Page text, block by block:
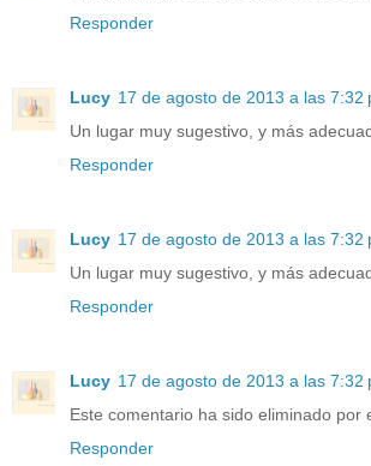
Responder
Lucy 17 de agosto de 2013 a las 7:32
Un lugar muy sugestivo, y más
Responder
Lucy 17 de agosto de 2013 a las 7:32
Un lugar muy sugestivo, y más
Responder
Lucy 17 de agosto de 2013 a las 7:32
Este comentario ha sido eliminado por
Responder